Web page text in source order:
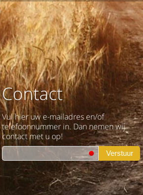
Contact
Vul hier uw e-mailadres en/of
telefoonnummer in. Dan nemen wij
contact met u op!
Verstuur